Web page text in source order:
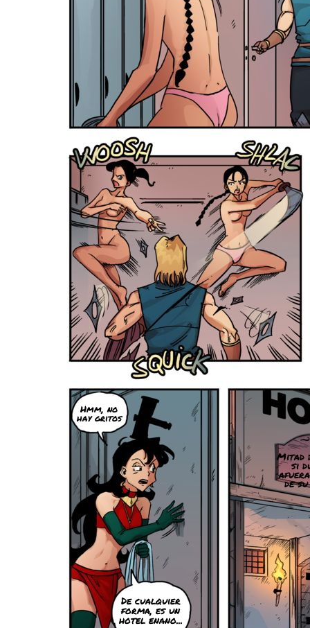
Hmm, no
hay gritos
De cualquier
forma, es un
hotel enano...
Mitad
si
de